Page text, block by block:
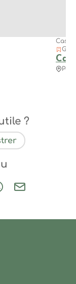
?
Facebook
sur X / Twitter
sur
Partager par